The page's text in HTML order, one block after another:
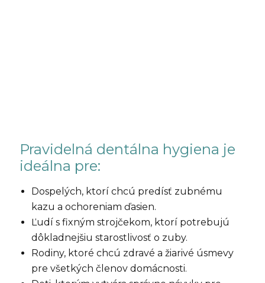
Pravidelná dentálna hygiena je
ideálna pre:
Dospelých, ktorí chcú predísť zubnému
kazu a ochoreniam ďasien.
Ľudí s fixným strojčekom, ktorí potrebujú
dôkladnejšiu starostlivosť o zuby.
Rodiny, ktoré chcú zdravé a žiarivé úsmevy
pre všetkých členov domácnosti.